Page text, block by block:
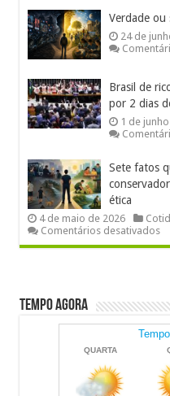
Verdade ou
24 de
Brasil de
por 2 dias
1 de
Sete fatos
ética
4 de maio de 2026
Comentários desativadosem
o
o
Tempo Agora